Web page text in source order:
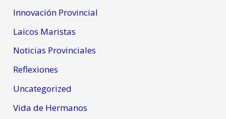
Innovación Provincial
Laicos Maristas
Noticias Provinciales
Reflexiones
Uncategorized
Vida de Hermanos